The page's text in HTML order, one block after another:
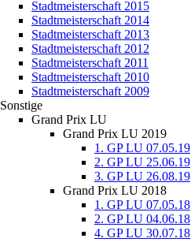
Stadtmeisterschaft 2015
Stadtmeisterschaft 2014
Stadtmeisterschaft 2013
Stadtmeisterschaft 2012
Stadtmeisterschaft 2011
Stadtmeisterschaft 2010
Stadtmeisterschaft 2009
Sonstige
Grand Prix LU
Grand Prix LU 2019
1. GP LU 07.05.19
2. GP LU 25.06.19
3. GP LU 26.08.19
Grand Prix LU 2018
1. GP LU 07.05.18
2. GP LU 04.06.18
4. GP LU 30.07.18